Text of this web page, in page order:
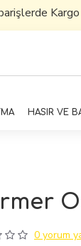
Kargo
HASIR VE
0 yorum